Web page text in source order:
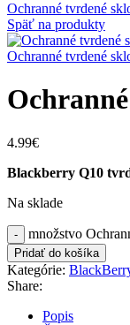
Ochranné tvrdené
Späť na produkty
Ochranné tvrdené
4.99€
Blackberry Q10
Na sklade
množstvo
Pridať do košíka
Kategórie:
Share:
Popis